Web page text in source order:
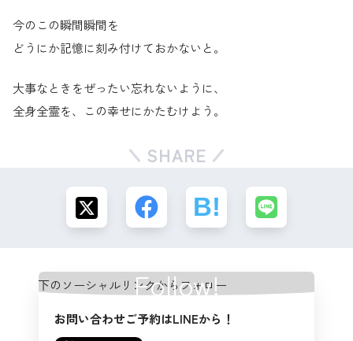
今のこの瞬間瞬間を
どうにか記憶に刻み付けておかないと。
大事なときをぜったい忘れないように、
全身全霊を、この幸せにかたむけよう。
SHARE
Follow!
お問い合わせご予約はLINEから！